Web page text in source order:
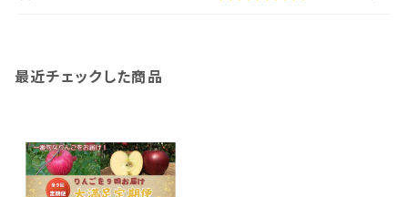
最近チェックした商品